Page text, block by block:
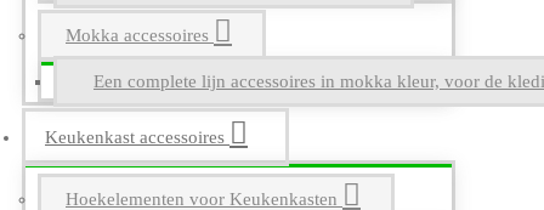
Mokka accessoires
Een complete lijn accessoires in mokka kleur, voor de
Keukenkast accessoires
Hoekelementen voor Keukenkasten